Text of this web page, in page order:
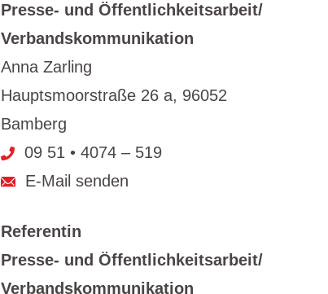
Presse- und Öffentlichkeitsarbeit/
Verbandskommunikation
Anna Zarling
Hauptsmoorstraße 26 a, 96052
Bamberg
09 51 • 4074 – 519
E-Mail senden
Referentin
Presse- und Öffentlichkeitsarbeit/
Verbandskommunikation